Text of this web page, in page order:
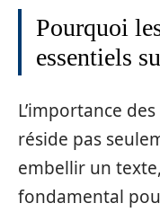
Pourquoi
essentiels
L’importance
réside pas
embellir un
fondamental